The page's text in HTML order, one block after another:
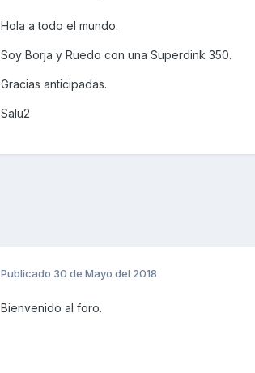
Hola a todo el mundo.
Soy Borja y Ruedo con una Superdink 350.
Gracias anticipadas.
Salu2
Publicado 30 de Mayo del 2018
Bienvenido al foro.